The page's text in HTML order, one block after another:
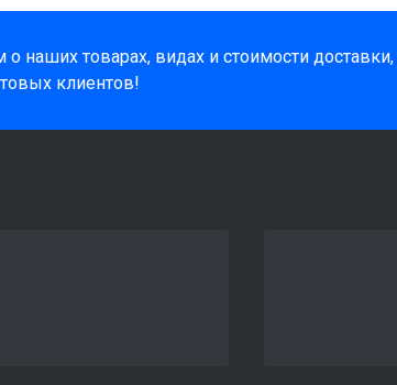
наших товарах, видах и стоимости
клиентов!